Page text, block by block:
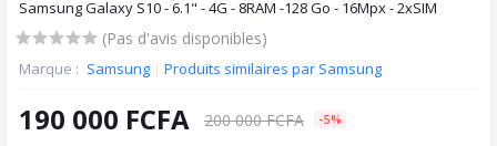
Samsung Galaxy S10 - 6.1" - 4G - 8RAM -128 Go - 16Mpx - 2xSIM
(Pas d'avis disponibles)
Marque : Samsung | Produits similaires par Samsung
190 000 FCFA 200 000 FCFA -5%